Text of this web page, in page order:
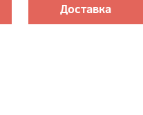
Доставка